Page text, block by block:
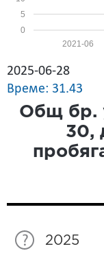
0
5
2021-06
2025-06-28
Време: 31.43
Общ бр.
30,
2025